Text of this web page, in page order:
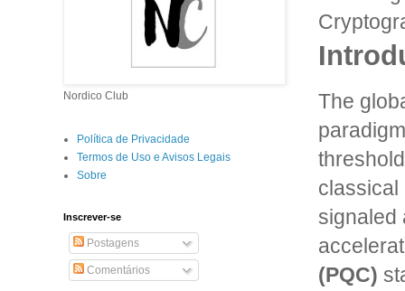
The
classical
signaled
(PQC)
Nordico Club
Política de Privacidade
Termos de Uso e Avisos Legais
Sobre
Inscrever-se
Postagens
Comentários